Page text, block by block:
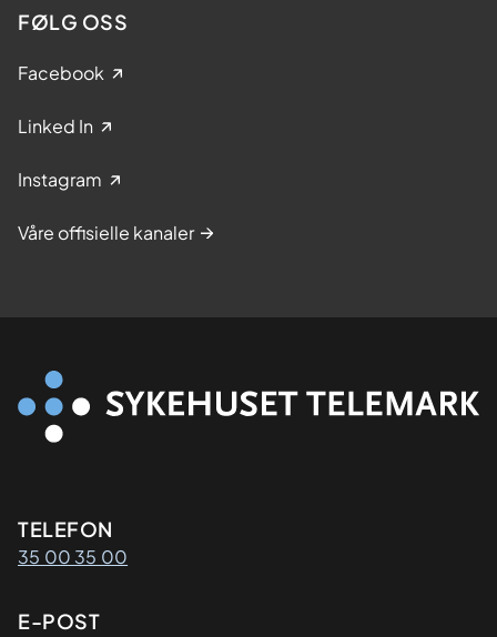
FØLG OSS
Facebook
Linked In
Instagram
Våre offisielle kanaler
Kontaktinformasjon
TELEFON
35 00 35 00
E-POST